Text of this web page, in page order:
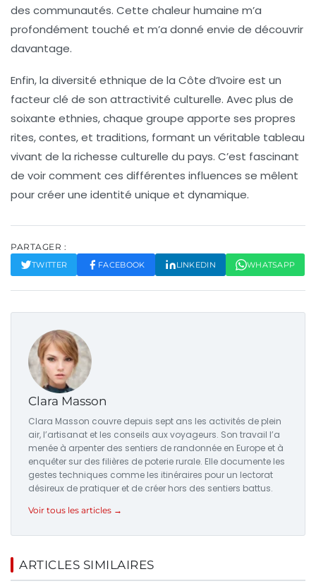
des communautés. Cette chaleur humaine m’a
profondément touché et m’a donné envie de découvrir
davantage.
Enfin, la diversité ethnique de la Côte d’Ivoire est un
facteur clé de son attractivité culturelle. Avec plus de
soixante ethnies, chaque groupe apporte ses propres
rites,contes, et traditions, formant un véritable tableau
vivant de la richesse culturelle du pays. C’est fascinant
de voir comment ces différentes influences se mêlent
pour créer une identité unique et dynamique.
PARTAGER :
TWITTER FACEBOOK LINKEDIN WHATSAPP
Clara Masson
Clara Masson couvre depuis sept ans les activités de plein
air, l’artisanat et les conseils aux voyageurs. Son travail l’a
menée à arpenter des sentiers de randonnée en Europe et à
enquêter sur des filières de poterie rurale. Elle documente les
gestes techniques comme les itinéraires pour un lectorat
désireux de pratiquer et de créer hors des sentiers battus.
Voir tous les articles →
ARTICLES SIMILAIRES